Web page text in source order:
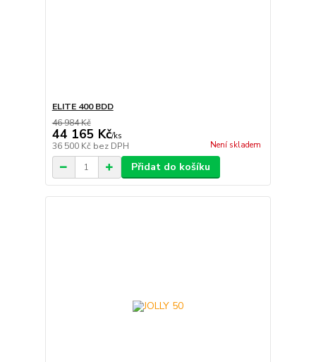
ELITE 400 BDD
46 984 Kč
44 165 Kč/ks
36 500 Kč bez DPH Není skladem
Přidat do košíku